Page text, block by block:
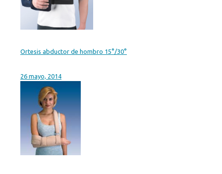
Ortesis abductor de hombro 15°/30°
26 mayo, 2014